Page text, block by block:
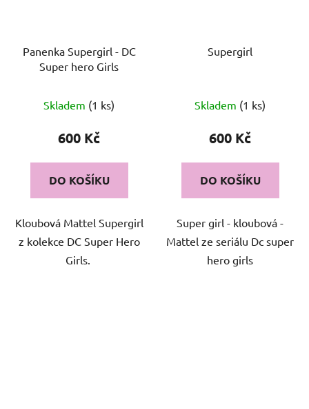
Panenka Supergirl - DC
Super hero Girls
Skladem (1 ks)
600 Kč
DO KOŠÍKU
Kloubová Mattel Supergirl
z kolekce DC Super Hero
Girls.
Supergirl
Skladem (1 ks)
600 Kč
DO KOŠÍKU
Super girl - kloubová -
Mattel ze seriálu Dc super
hero girls